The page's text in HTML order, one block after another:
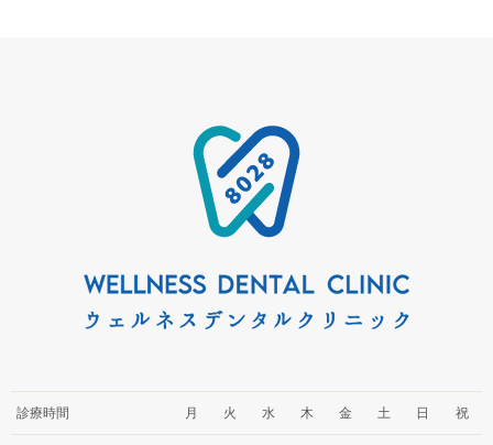
診療時間 月 火 水 木 金 土 日 祝